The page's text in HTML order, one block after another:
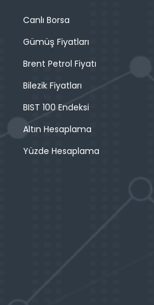
Canlı Borsa
Gümüş Fiyatları
Brent Petrol Fiyatı
Bilezik Fiyatları
BIST 100 Endeksi
Altın Hesaplama
Yüzde Hesaplama